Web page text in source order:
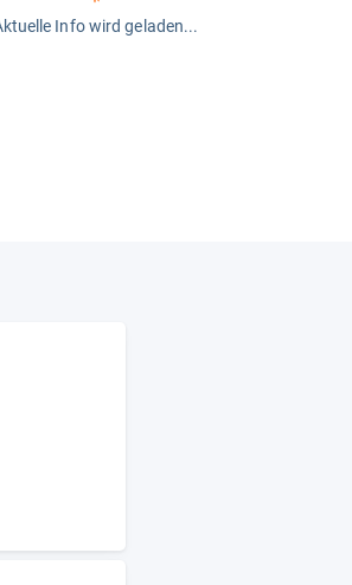
Info wird geladen...